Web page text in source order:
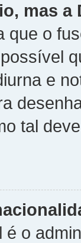
mas a
que o
e
tal
o